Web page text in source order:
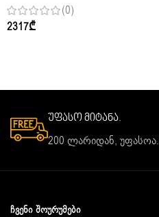
(0)
2317₾
უფასო მიტანა.
200 ლარიდან, უფასოა.
ᲩᲕᲔᲜᲘ ᲨᲝᲣᲠᲣᲛᲔᲑᲘ